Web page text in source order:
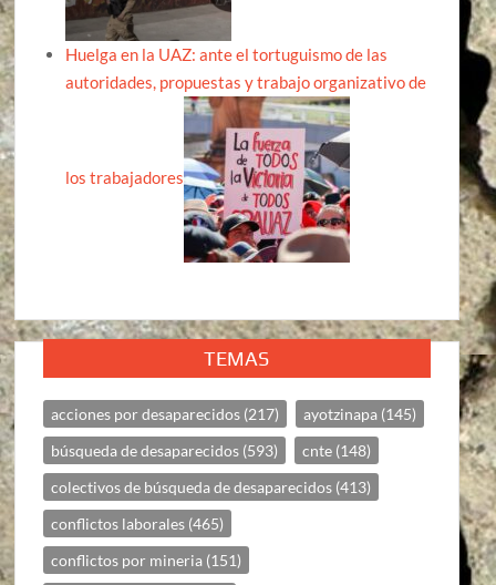
Huelga en la UAZ: ante el tortuguismo de las
autoridades, propuestas y trabajo organizativo de
los trabajadores
TEMAS
acciones por desaparecidos (217) ayotzinapa (145)
búsqueda de desaparecidos (593) cnte (148)
colectivos de búsqueda de desaparecidos (413)
conflictos laborales (465)
conflictos por mineria (151)